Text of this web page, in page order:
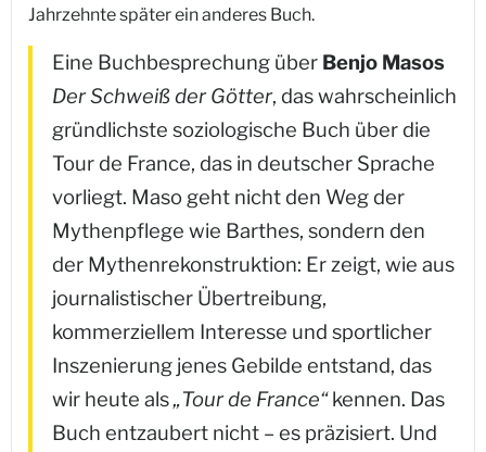
Jahrzehnte später ein anderes Buch.
Eine Buchbesprechung über Benjo Masos
Der Schweiß der Götter, das wahrscheinlich
gründlichste soziologische Buch über die
Tour de France, das in deutscher Sprache
vorliegt. Maso geht nicht den Weg der
Mythenpflege wie Barthes, sondern den
der Mythenrekonstruktion: Er zeigt, wie aus
journalistischer Übertreibung,
kommerziellem Interesse und sportlicher
Inszenierung jenes Gebilde entstand, das
wir heute als„Tour de France“kennen. Das
Buch entzaubert nicht – es präzisiert. Und